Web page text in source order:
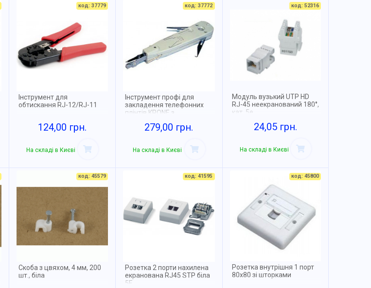
код: 37779
Інструмент для
обтискання RJ-12/RJ-11
124,00 грн.
На складі в Києві
код: 37772
Інструмент профі для
закладення телефонних
плінтів KRONE з
гачком279,00 грн.
На складі в Києві
код: 52316
Модуль вузький UTP HD
RJ-45 неекранований 180°,
кат. 5e
24,05 грн.
На складі в Києві
код: 45579
Скоба з цвяхом, 4 мм, 200
шт., біла
код: 41595
Розетка 2 порти нахилена
екранована RJ45 STP біла
5E
код: 45800
Розетка внутрішня 1 порт
80х80 зі шторками